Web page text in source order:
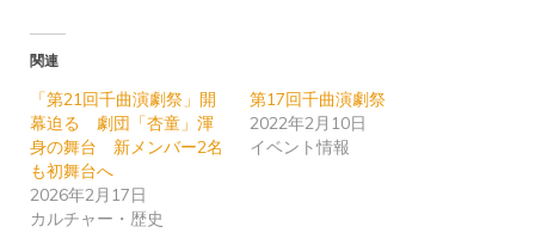
関連
「第21回千曲演劇祭」開
幕迫る 劇団「杏童」渾
身の舞台 新メンバー2名
も初舞台へ
2026年2月17日
カルチャー・歴史
第17回千曲演劇祭
2022年2月10日
イベント情報